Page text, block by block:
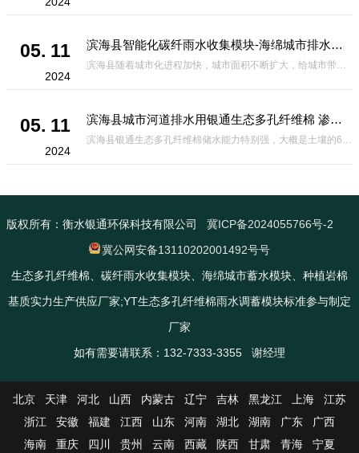
05. 11
2024
滨海县智能化碳纤雨水收集模块-海绵城市排水蓄水系统的优选项
滨海县随着城市化进程加快，城市面积不断扩大，给城市带来的问题也随之增加。其中之一就是水资源的短缺。雨水收集是一种解决城市水资源短缺的有效途径。在雨水收集技术中，智能化碳纤雨水收集模块的出现，为解决城市水资源
05. 11
2024
滨海县城市河道排水用银通生态多孔纤维棉 渗透性好重量轻
滨海县银通生态多孔纤维棉储水能力特别强，大概是土壤的6倍，所以在下暴雨或者是严重的雨雪天气时，能将降水量很好的吸收掉，到了天气晴朗之后又会将这些水分蒸发到空气中。这种材料在绿化环保上能起到很大的作用，能够大
版权所有：衡水银通环保科技有限公司
冀ICP备2024055766号-2
冀公网安备13110202001492号号
生态多孔纤维棉、碳纤雨水收集模块、海绵城市蓄水模块、种植岩棉
基质实力生产供应厂家;YT生态多孔纤维棉雨水调蓄模块标准参与制定
厂家
如有需要请联系：132-7333-3355 谢经理
北京 天津 河北 山西 内蒙古 辽宁 吉林 黑龙江 上海
江苏
浙江
安徽 福建 江西 山东 河南 湖北 湖南 广东
广西
海南
重庆 四川 贵州 云南 西藏 陕西 甘肃 青海 宁夏